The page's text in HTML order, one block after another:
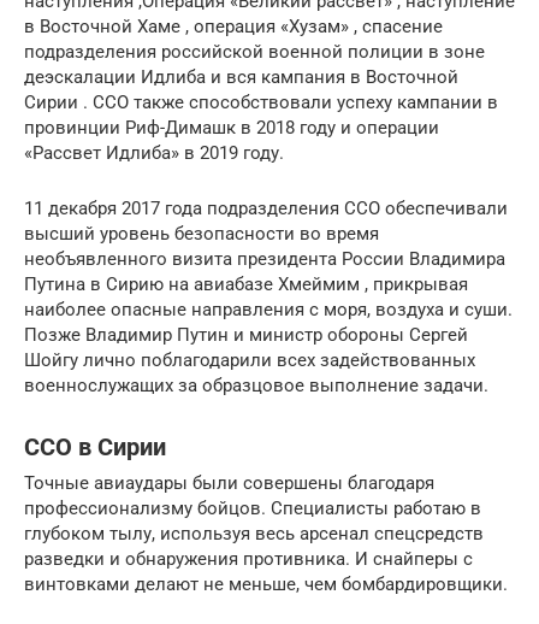
в Восточной Хаме , операция «Хузам» , спасение
подразделения российской военной полиции в зоне
деэскалации Идлиба и вся кампания в Восточной
Сирии . ССО также способствовали успеху кампании в
провинции Риф-Димашк в 2018 году и операции
«Рассвет Идлиба» в 2019 году.
11 декабря 2017 года подразделения ССО обеспечивали
высший уровень безопасности во время
необъявленного визита президента России Владимира
Путина в Сирию на авиабазе Хмеймим , прикрывая
наиболее опасные направления с моря, воздуха и суши.
Позже Владимир Путин и министр обороны Сергей
Шойгу лично поблагодарили всех задействованных
военнослужащих за образцовое выполнение задачи.
ССО в Сирии
Точные авиаудары были совершены благодаря
профессионализму бойцов. Специалисты работаю в
глубоком тылу, используя весь арсенал спецсредств
разведки и обнаружения противника. И снайперы с
винтовками делают не меньше, чем бомбардировщики.